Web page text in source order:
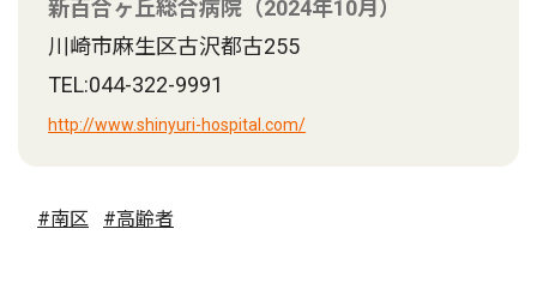
新百合ヶ丘総合病院（2024年10月）
川崎市麻生区古沢都古255
TEL:044-322-9991
http://www.shinyuri-hospital.com/
#南区 #高齢者